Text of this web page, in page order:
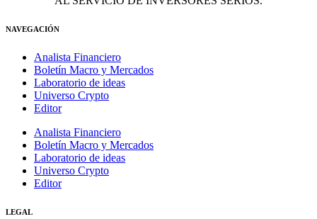
NAVEGACIÓN
Analista Financiero
Boletín Macro y Mercados
Laboratorio de ideas
Universo Crypto
Editor
Analista Financiero
Boletín Macro y Mercados
Laboratorio de ideas
Universo Crypto
Editor
LEGAL